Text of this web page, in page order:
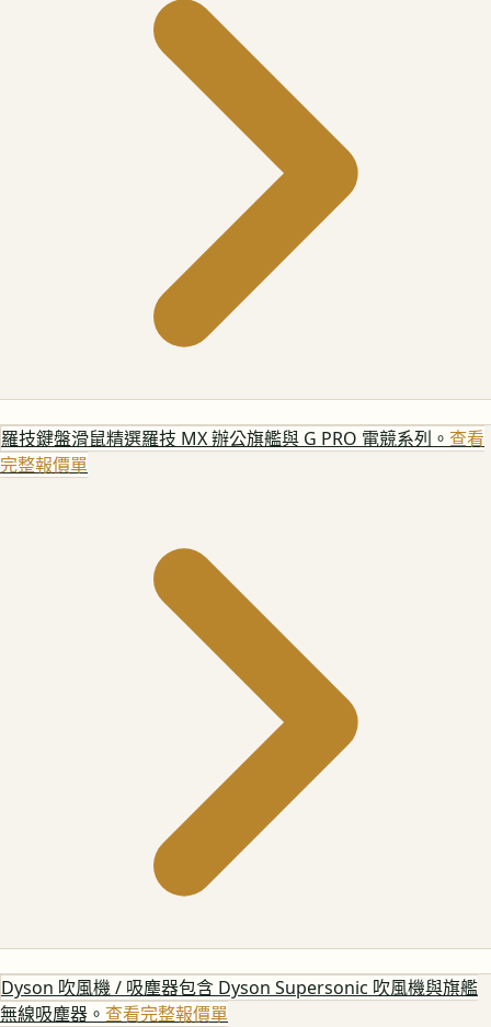
羅技鍵盤滑鼠精選羅技 MX 辦公旗艦與 G PRO 電競系列。 查看
完整報價單
Dyson 吹風機 / 吸塵器包含 Dyson Supersonic 吹風機與旗艦
無線吸塵器。 查看完整報價單